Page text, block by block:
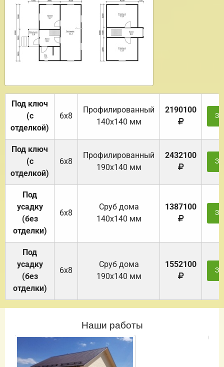
Под ключ
(с
отделкой)
6х8
Профилированный
140х140 мм
2190100
Под ключ
(с
отделкой)
6х8
Профилированный
190х140 мм
2432100
Под
усадку
(без
отделки)
6х8
Cруб дома
140х140 мм
1387100
Под
усадку
(без
отделки)
6х8
Cруб дома
190х140 мм
1552100
Наши работы